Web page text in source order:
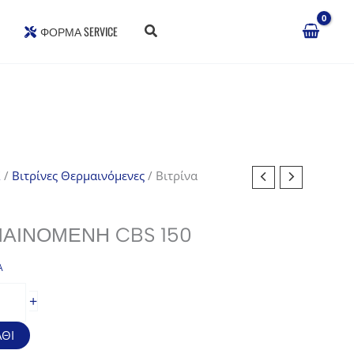
ΦΌΡΜΑ SERVICE
/ Βιτρίνες Θερμαινόμενες/ Βιτρίνα
CBS 150
+